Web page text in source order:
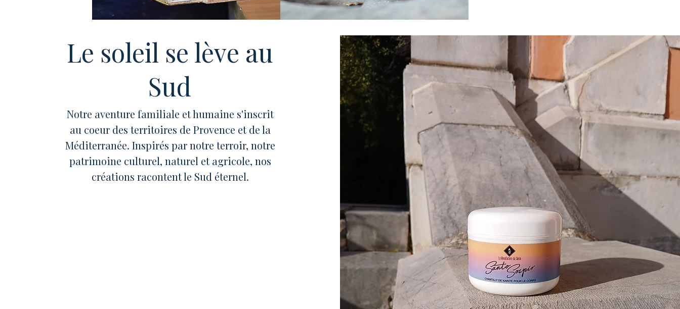
Le soleil se lève au
Sud
Notre aventure familiale et humaine s'inscrit
au coeur des territoires de Provence et de la
Méditerranée. Inspirés par notre terroir, notre
patrimoine culturel, naturel et agricole, nos
créations racontent le Sud éternel.